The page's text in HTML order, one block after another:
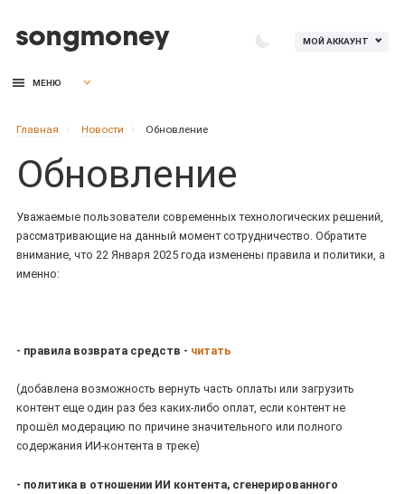
МОЙ АККАУНТ
МЕНЮ
Главная Новости Обновление
Обновление
Уважаемые пользователи современных технологических решений,
рассматривающие на данный момент сотрудничество. Обратите
внимание, что 22 Января 2025 года изменены правила и политики, а
именно:
- правила возврата средств - читать
(добавлена возможность вернуть часть оплаты или загрузить
контент еще один раз без каких-либо оплат, если контент не
прошёл модерацию по причине значительного или полного
содержания ИИ-контента в треке)
- политика в отношении ИИ контента, сгенерированного